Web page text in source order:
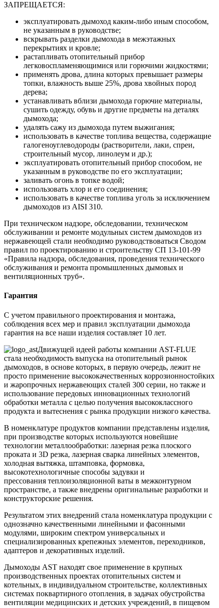
ЗАПРЕЩАЕТСЯ:
эксплуатировать дымоход каким-либо иным способом,
не указанным в руководстве;
вскрывать разделки дымохода в межэтажных
перекрытиях и кровле;
растапливать отопительный прибор
легковоспламеняющимися или горючими жидкостями;
применять дрова, длина которых превышает размеры
топки, влажность выше 25%, дрова хвойных пород
дерева;
устанавливать вблизи дымохода горючие материалы,
сушить одежду, обувь и другие предметы на деталях
дымохода;
удалять сажу из дымохода путем выжигания;
использовать в качестве топлива вещества, содержащие
галогеноуглеводороды (растворители, лаки, спреи,
строительный мусор, линолеум и др.);
эксплуатировать отопительный прибор способом, не
указанным в руководстве по его эксплуатации;
заливать огонь в топке водой;
использовать хлор и его соединения;
использовать в качестве топлива уголь за исключением
дымоходов из AISI 310.
При техническом надзоре, обследовании, техническом
обслуживании и ремонте модульных систем дымоходов из
нержавеющей стали необходимо руководствоваться Сводом
правил по проектированию и строительству СП 13-101-99
«Правила надзора, обследования, проведения технического
обслуживания и ремонта промышленных дымовых и
вентиляционных труб».
Гарантия
С учетом правильного проектирования и монтажа,
соблюдения всех мер и правил эксплуатации дымохода
гарантия на все наши изделия составляет 10 лет.
Движущей идеей работы компании AST-FLUE
стала необходимость выпуска на отопительный рынок
дымоходов, в основе которых, в первую очередь, лежит не
просто применение высококачественных коррозионностойких
и жаропрочных нержавеющих сталей 300 серии, но также и
использование передовых инновационных технологий
обработки металла с целью получения высококлассного
продукта и вытеснения с рынка продукции низкого качества.
В номенклатуре продуктов компании представлены изделия,
при производстве которых используются новейшие
технологии металлообработки: лазерная резка плоского
проката и 3D резка, лазерная сварка линейных элементов,
холодная вытяжка, штамповка, формовка,
высокотехнологичные способы задувки и
прессования теплоизоляционной ваты в межконтурном
пространстве, а также внедрены оригинальные разработки и
конструкторские решения.
Результатом этих внедрений стала номенклатура продукции с
однозначно качественными линейными и фасонными
модулями, широким спектром универсальных и
специализированных крепежных элементов, переходников,
адаптеров и декоративных изделий.
Дымоходы AST находят свое применение в крупных
производственных проектах отопительных систем и
котельных, в индивидуальном строительстве, коллективных
системах поквартирного отопления, в задачах обустройства
вентиляции медицинских и детских учреждений, в пищевом